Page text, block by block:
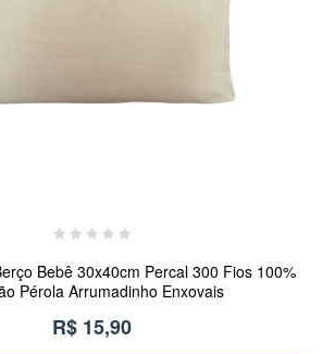
Bebê 30x40cm Percal 300 Fios 100%
Pérola Arrumadinho Enxovais
R$ 15,90